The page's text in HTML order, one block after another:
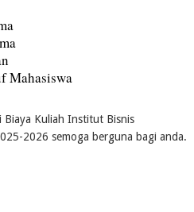
Mahasiswa
Biaya Kuliah Institut Bisnis
2026 semoga berguna bagi anda.